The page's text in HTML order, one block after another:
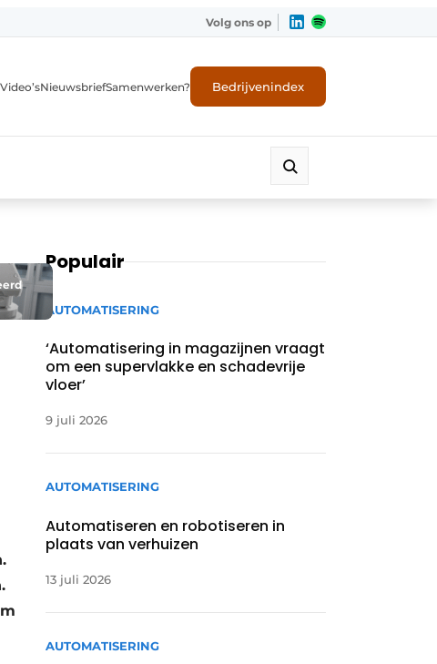
Volg ons op
Video’sNieuwsbriefSamenwerken? Bedrijvenindex
Populair
AUTOMATISERING
‘Automatisering in magazijnen vraagt
om een supervlakke en schadevrije
vloer’
9 juli 2026
AUTOMATISERING
Automatiseren en robotiseren in
plaats van verhuizen
13 juli 2026
AUTOMATISERING